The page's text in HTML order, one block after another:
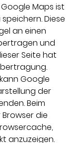
Maps ist
Diese
an einen
und
Seite hat
Google
der
Beim
die
anzuzeigen.